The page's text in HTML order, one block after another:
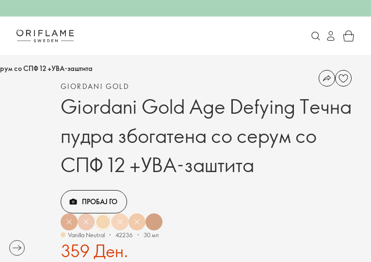
со СПФ 12 +УВА-заштита
GIORDANI GOLD
Giordani Gold Age Defying Течна
пудра збогатена со серум со
СПФ 12 +УВА-заштита
ПРОБАЈ ГО
Vanilla Neutral 42236 30 мл
359 Ден.